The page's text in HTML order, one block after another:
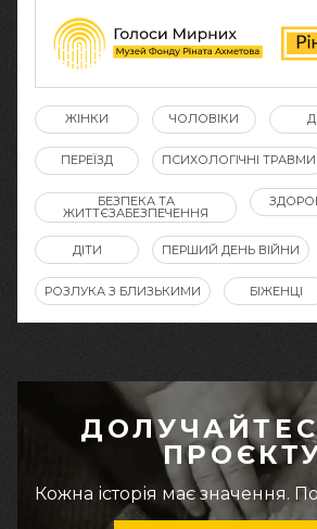
ЖІНКИ ЧОЛОВІКИ
ПЕРЕЇЗД ПСИХОЛОГІЧНІ ТРАВМИ
БЕЗПЕКА ТА
ЖИТТЄЗАБЕЗПЕЧЕННЯ
ДІТИ ПЕРШИЙ ДЕНЬ ВІЙНИ
РОЗЛУКА З БЛИЗЬКИМИ БІЖЕНЦІ
Кожна історія має значення.